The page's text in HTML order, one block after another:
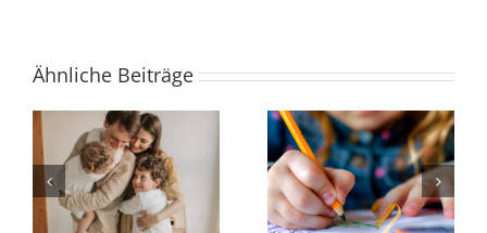
Ähnliche Beiträge
So hilft
Schwimmunterricht
deinem Kind in der
Tipps für deinen
Sommerurlaub mit
Kindern und Babys